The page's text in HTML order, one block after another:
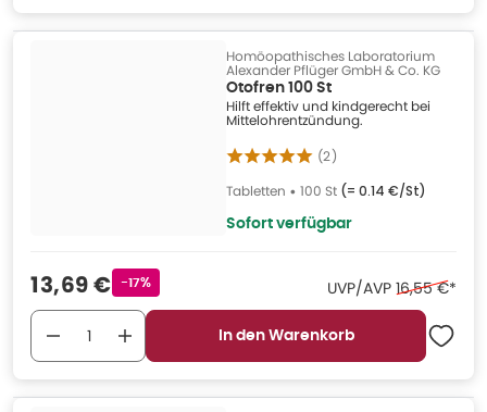
Homöopathisches Laboratorium
Alexander Pflüger GmbH & Co. KG
Otofren 100 St
Hilft effektiv und kindgerecht bei
Mittelohrentzündung.
(2)
Tabletten • 100 St (= 0.14 €/St)
Sofort verfügbar
Verkaufspreis
13,69 € Rabattstempel
-17% UVP/AVP Ehemaliger
16,55 €*
In den Warenkorb